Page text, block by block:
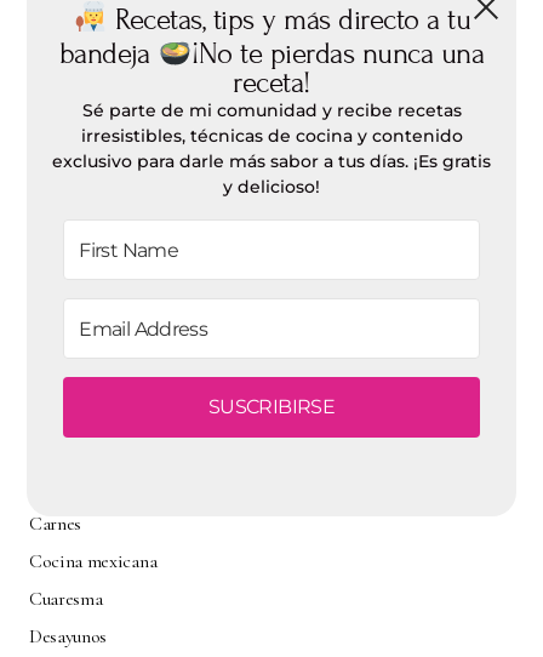
julio 2020
mayo 2020
abril 2020
febrero 2020
enero 2020
Categorías
Carnes
Cocina mexicana
Cuaresma
Desayunos
Recetas, tips y más directo a tu
bandeja
¡No te pierdas nunca una
receta!
Sé parte de mi comunidad y recibe recetas
irresistibles, técnicas de cocina y contenido
exclusivo para darle más sabor a tus días. ¡Es gratis
y delicioso!
SUSCRIBIRSE